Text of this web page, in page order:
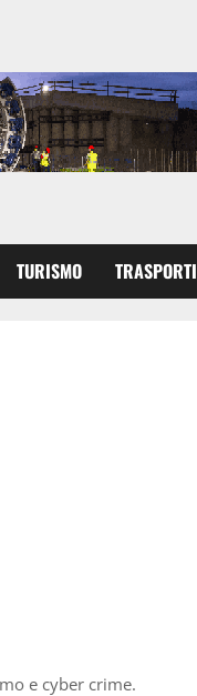
TURISMO TRASPORTI
e cyber crime.